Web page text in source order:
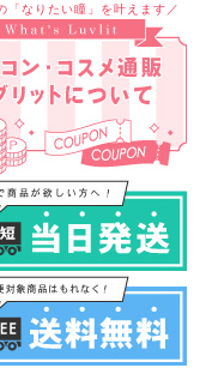
「なりたい瞳」を叶えます／